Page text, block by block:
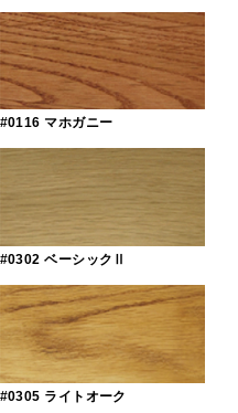
#0116 マホガニー
#0302 ベーシックⅡ
#0305 ライトオーク